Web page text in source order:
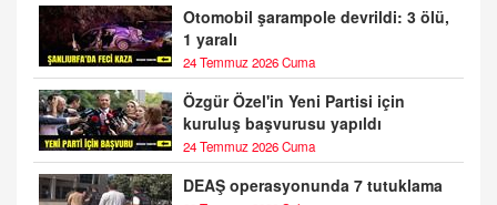
Otomobil şarampole devrildi: 3 ölü,
1 yaralı
24 Temmuz 2026 Cuma
Özgür Özel'in Yeni Partisi için
kuruluş başvurusu yapıldı
24 Temmuz 2026 Cuma
DEAŞ operasyonunda 7 tutuklama